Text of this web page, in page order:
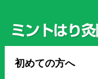
初めての方へ